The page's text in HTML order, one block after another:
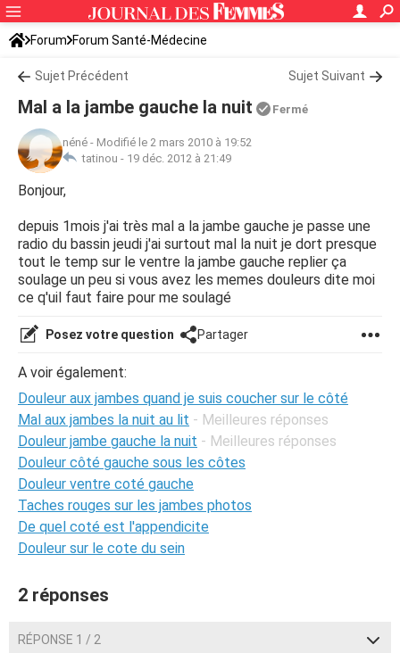
Forum Forum Santé-Médecine
Symptômes et maladies courantes
Sujet Précédent Sujet Suivant
Mal a la jambe gauche la nuit Fermé
néné - Modifié le 2 mars 2010 à 19:52
tatinou - 19 déc. 2012 à 21:49
Bonjour,
depuis 1mois j'ai très mal a la jambe gauche je passe une
radio du bassin jeudi j'ai surtout mal la nuit je dort presque
tout le temp sur le ventre la jambe gauche replier ça
soulage un peu si vous avez les memes douleurs dite moi
ce q'uil faut faire pour me soulagé
Posez votre question Partager
A voir également:
Douleur aux jambes quand je suis coucher sur le côté
Mal aux jambes la nuit au lit - Meilleures réponses
Douleur jambe gauche la nuit - Meilleures réponses
Douleur côté gauche sous les côtes
Douleur ventre coté gauche
Taches rouges sur les jambes photos
De quel coté est l'appendicite
Douleur sur le cote du sein
2 réponses
RÉPONSE 1 / 2